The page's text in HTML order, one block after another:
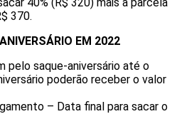
370.
EM 2022
pelo saque-aniversário até o
poderão receber o valor
– Data final para sacar o